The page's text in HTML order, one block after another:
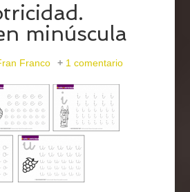
minúscula
Franco 1 comentario